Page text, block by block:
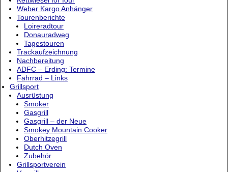
Weber Kargo Anhänger
Tourenberichte
Loireradtour
Donauradweg
Tagestouren
Trackaufzeichnung
Nachbereitung
ADFC – Erding: Termine
Fahrrad – Links
Grillsport
Ausrüstung
Smoker
Gasgrill
Gasgrill – der Neue
Smokey Mountain Cooker
Oberhitzegrill
Dutch Oven
Zubehör
Grillsportverein